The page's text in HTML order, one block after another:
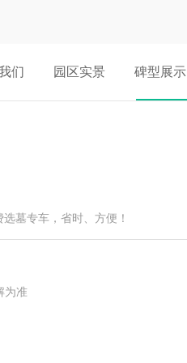
们 园区实景 碑型展示
墓专车，省时、方便！
为准